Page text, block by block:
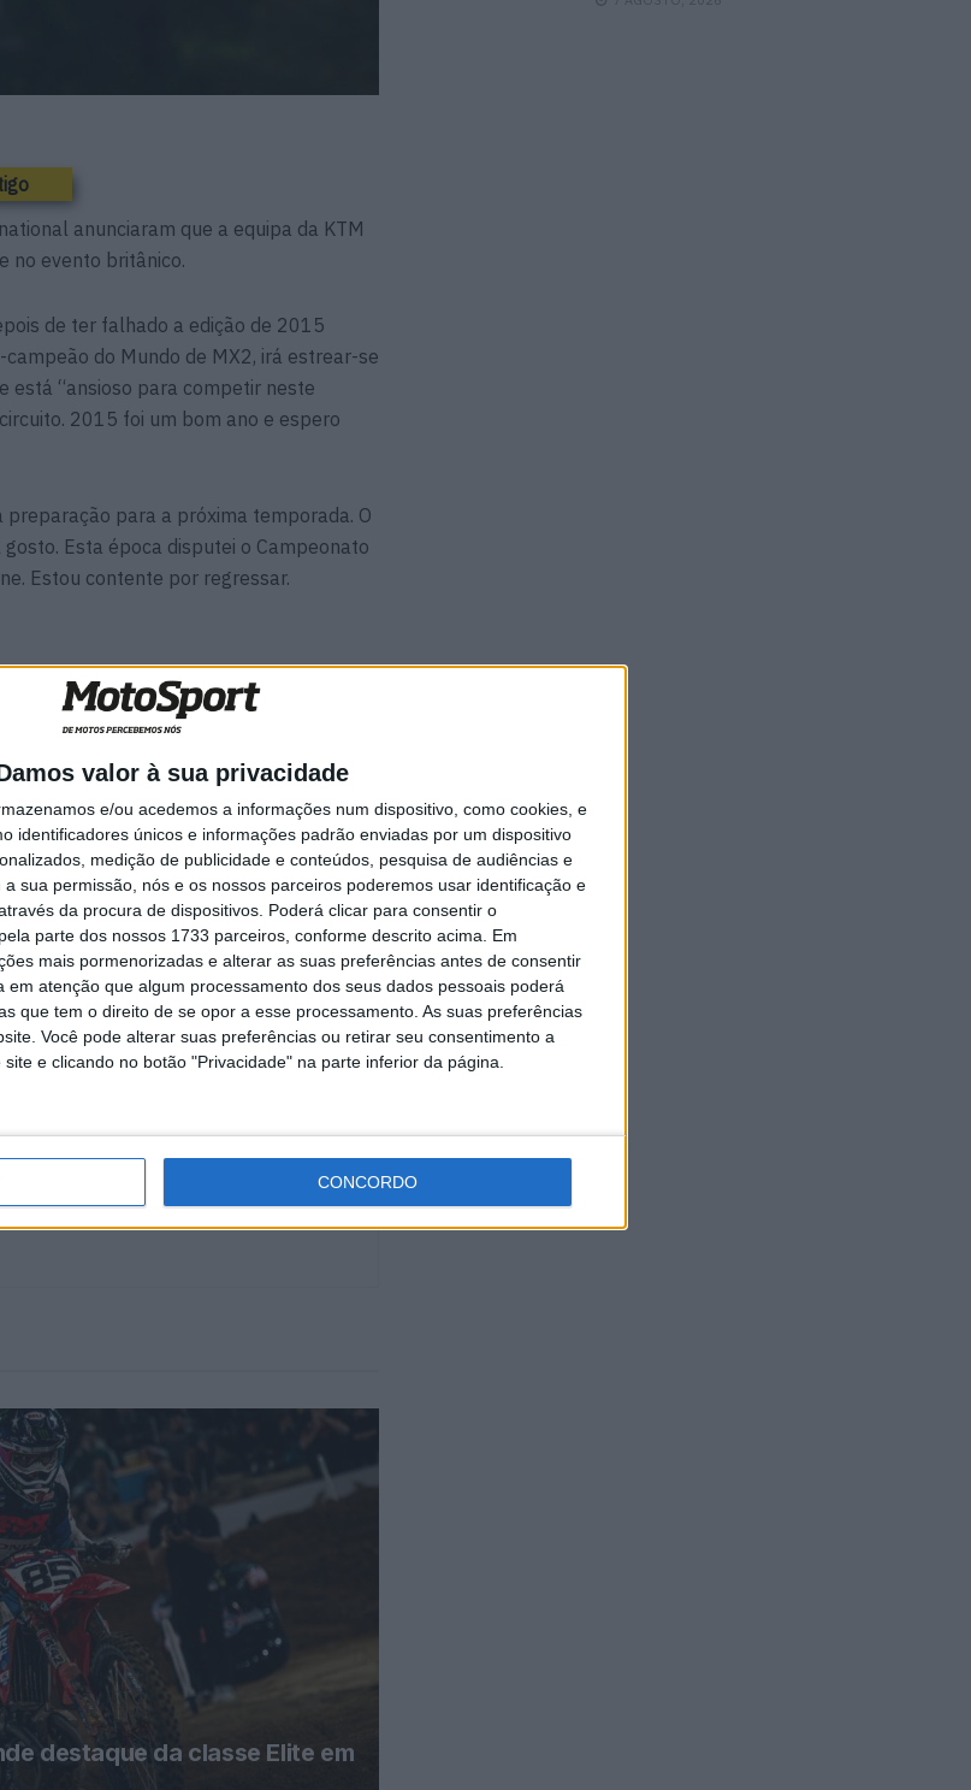
valor à sua privacidade
e/ou acedemos a informações num dispositivo, como cookies, e
identificadores únicos e informações padrão enviadas por um dispositivo
medição de publicidade e conteúdos, pesquisa de audiências e
a sua permissão, nós e os nossos parceiros poderemos usar identificação e
da procura de dispositivos. Poderá clicar para consentir o
parte dos nossos 1733 parceiros, conforme descrito acima. Em
mais pormenorizadas e alterar as suas preferências antes de consentir
em atenção que algum processamento dos seus dados pessoais poderá
que tem o direito de se opor a esse processamento. As suas preferências
Você pode alterar suas preferências ou retirar seu consentimento a
e clicando no botão "Privacidade" na parte inferior da página.
CONCORDO
anunciaram que a equipa da KTM
no evento britânico.
de ter falhado a edição de 2015
do Mundo de MX2, irá estrear-se
está “ansioso para competir neste
2015 foi um bom ano e espero
preparação para a próxima temporada. O
Esta época disputei o Campeonato
Estou contente por regressar.
MXGP: Herlings imparável na
areia de Lommel; vitória
reforçada
8 AGOSTO, 2026
é um evento anual e que marca o
Jeffrey Herlings Pauls Jonass
destaque da classe Elite em